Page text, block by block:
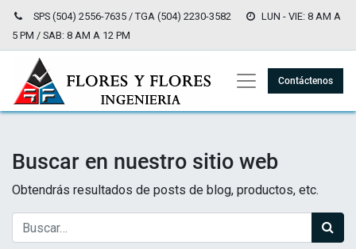
SPS (504) 2556-7635 / TGA (504) 2230-3582
LUN - VIE: 8 AM A
5 PM / SAB: 8 AM A 12 PM
Contáctenos
Buscar en nuestro sitio web
Obtendrás resultados de posts de blog, productos, etc.